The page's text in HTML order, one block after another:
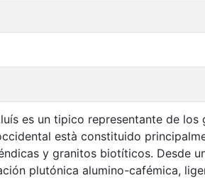
es un tipico representante de
està constituido
y granitos biotíticos. Desde
plutónica alumino-cafémica,